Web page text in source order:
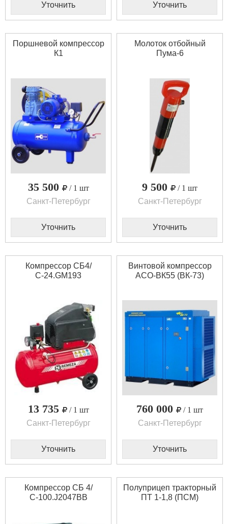
Уточнить Уточнить
Поршневой компрессор
К1
35 500
/ 1 шт
Санкт-Петербург
Уточнить
Молоток отбойный
Пума-6
9 500
/ 1 шт
Санкт-Петербург
Уточнить
Компрессор СБ4/
С-24.GM193
13 735
/ 1 шт
Санкт-Петербург
Уточнить
Винтовой компрессор
АСО-ВК55 (ВК-73)
760 000
/ 1 шт
Санкт-Петербург
Уточнить
Компрессор СБ 4/
С-100.J2047BB
Полуприцеп тракторный
ПТ 1-1,8 (ПСМ)